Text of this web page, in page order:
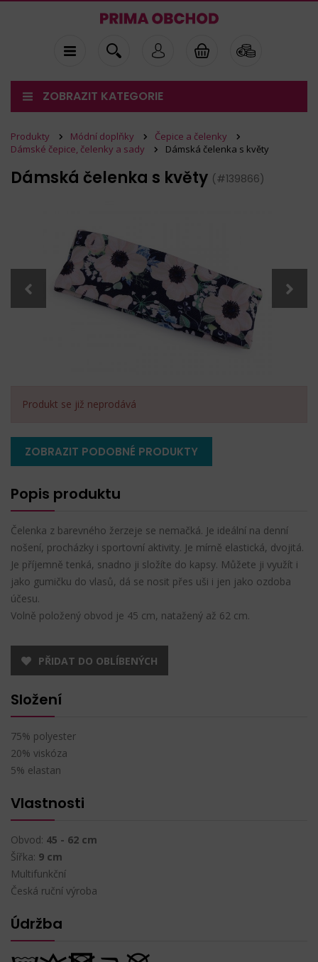
ZOBRAZIT KATEGORIE
Produkty Módní doplňky
Čepice a čelenky
Dámské čepice, čelenky a sady
Dámská čelenka s květy
Dámská čelenka s květy (#139866)
Produkt se již neprodává
ZOBRAZIT PODOBNÉ PRODUKTY
Popis produktu
Čelenka z barevného žerzeje se nemačká. Je ideální na denní
nošení, procházky i sportovní aktivity. Je mírně elastická, dvojitá.
Je příjemně tenká, snadno ji složíte do kapsy. Můžete ji využít i
jako gumičku do vlasů, dá se nosit přes uši i jen jako ozdoba
účesu.
Volně položený obvod je 45 cm, natažený až 62 cm.
PŘIDAT DO OBLÍBENÝCH
Složení
75% polyester
20% viskóza
5% elastan
Vlastnosti
Obvod: 45 - 62 cm
Šířka: 9 cm
Multifunkční
Česká ruční výroba
Údržba